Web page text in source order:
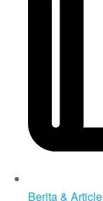
Berita & Article